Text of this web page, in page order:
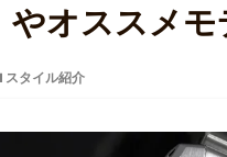
やオススメ
スタイル紹介